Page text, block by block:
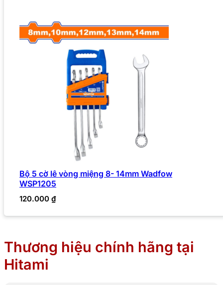
Bộ 5 cờ lê vòng miệng 8- 14mm Wadfow
WSP1205
120.000 ₫
Thương hiệu chính hãng tại
Hitami